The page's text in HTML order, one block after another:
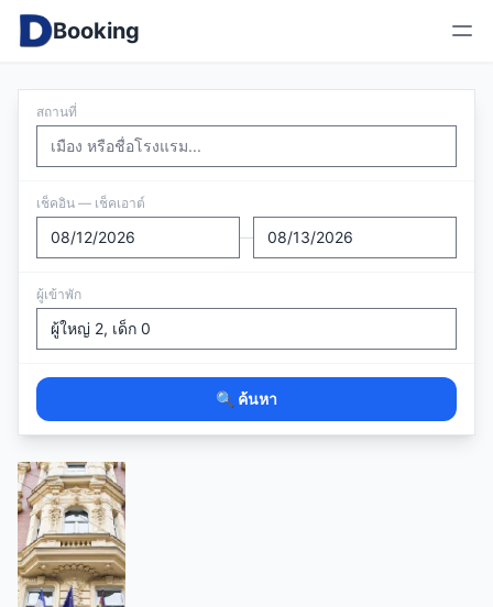
Booking
สถานที่
เช็คอิน — เช็คเอาต์
—
ผู้เข้าพัก
🔍 ค้นหา